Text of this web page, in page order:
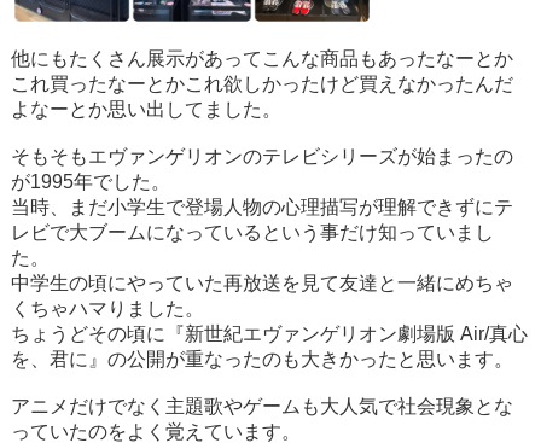
他にもたくさん展示があってこんな商品もあったなーとか
これ買ったなーとかこれ欲しかったけど買えなかったんだ
よなーとか思い出してました。
そもそもエヴァンゲリオンのテレビシリーズが始まったの
が1995年でした。
当時、まだ小学生で登場人物の心理描写が理解できずにテ
レビで大ブームになっているという事だけ知っていまし
た。
中学生の頃にやっていた再放送を見て友達と一緒にめちゃ
くちゃハマりました。
ちょうどその頃に『新世紀エヴァンゲリオン劇場版 Air/真心
を、君に』の公開が重なったのも大きかったと思います。
アニメだけでなく主題歌やゲームも大人気で社会現象とな
っていたのをよく覚えています。